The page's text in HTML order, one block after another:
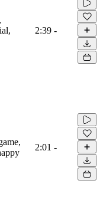
2:39 -
2:01 -